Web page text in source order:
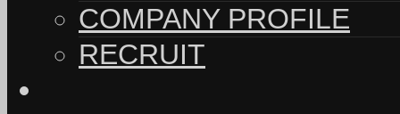
COMPANY PROFILE
RECRUIT